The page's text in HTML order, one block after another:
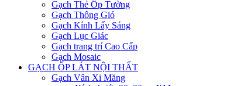
Gạch Thẻ Ốp Tường
Gạch Thông Gió
Gạch Kính Lấy Sáng
Gạch Lục Giác
Gạch trang trí Cao Cấp
Gạch Mosaic
GẠCH ỐP LÁT NỘI THẤT
Gạch Vân Xi Măng